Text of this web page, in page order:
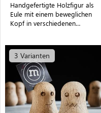
Handgefertigte Holzfigur als
Eule mit einem beweglichen
Kopf in verschiedenen
3 Varianten